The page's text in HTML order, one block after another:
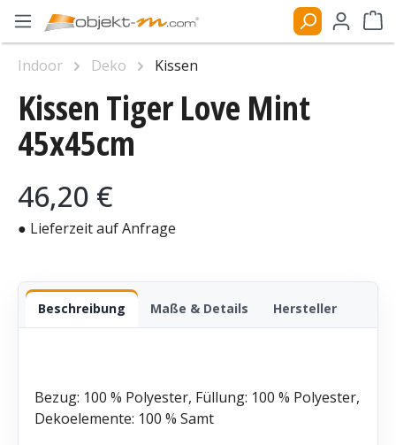
Zum Hauptinhalt springen
Kissen Tiger Love Mint
45x45cm
Regulärer Preis:
46,20 €
● Lieferzeit auf Anfrage
Beschreibung Maße & Details Hersteller
Bezug: 100 % Polyester, Füllung: 100 % Polyester,
Dekoelemente: 100 % Samt
Indoor Deko
Kissen
Bildergalerie überspringen